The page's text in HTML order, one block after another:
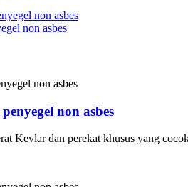
non asbes
non asbes
Kevlar dan perekat khusus yang